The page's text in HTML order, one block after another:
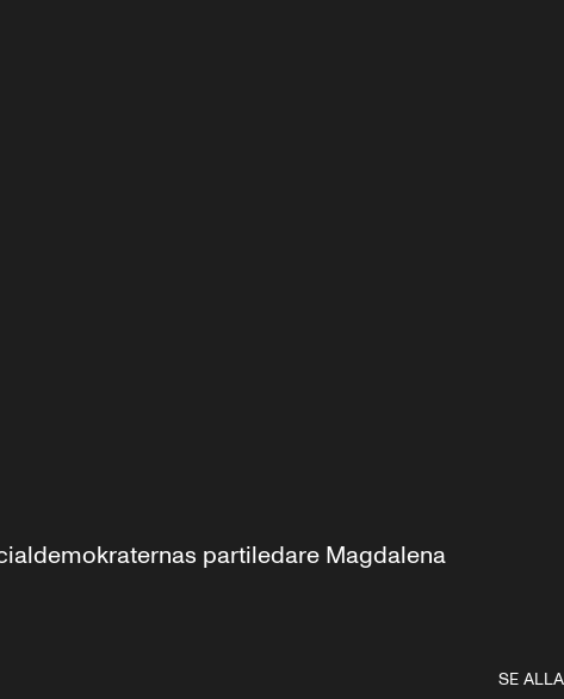
partiledare Magdalena
SE ALLA